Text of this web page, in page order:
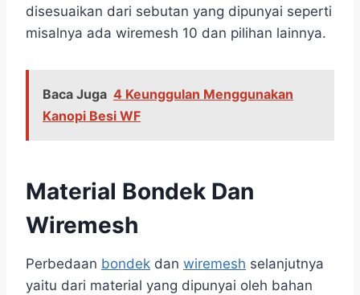
disesuaikan dari sebutan yang dipunyai seperti
misalnya ada wiremesh 10 dan pilihan lainnya.
Baca Juga 4 Keunggulan Menggunakan
Kanopi Besi WF
Material Bondek Dan
Wiremesh
Perbedaan bondek dan wiremesh selanjutnya
yaitu dari material yang dipunyai oleh bahan